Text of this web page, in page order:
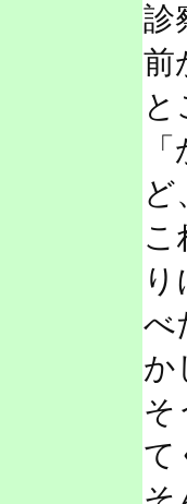
診
前
ど
こ
べ
か
そ
て